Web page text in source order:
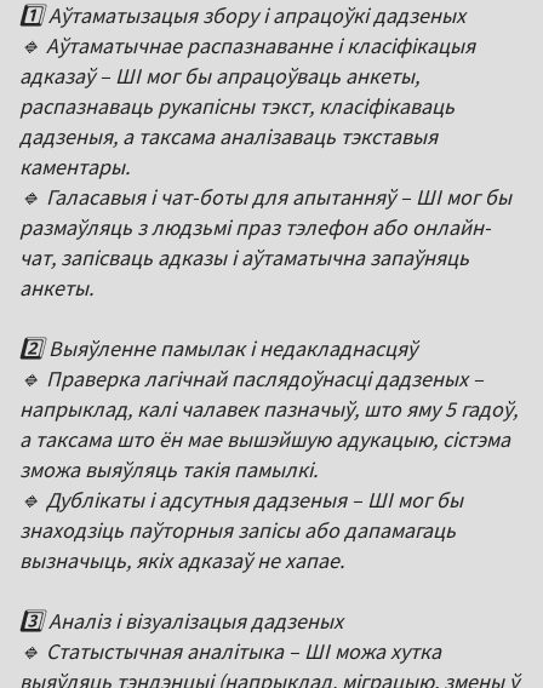
1️⃣ Аўтаматызацыя збору і апрацоўкі дадзеных
🔹 Аўтаматычнае распазнаванне і класіфікацыя
адказаў – ШІ мог бы апрацоўваць анкеты,
распазнаваць рукапісны тэкст, класіфікаваць
дадзеныя, а таксама аналізаваць тэкставыя
каментары.
🔹 Галасавыя і чат-боты для апытанняў – ШІ мог бы
размаўляць з людзьмі праз тэлефон або онлайн-
чат, запісваць адказы і аўтаматычна запаўняць
анкеты.
2️⃣ Выяўленне памылак і недакладнасцяў
🔹 Праверка лагічнай паслядоўнасці дадзеных –
напрыклад, калі чалавек пазначыў, што яму 5 гадоў,
а таксама што ён мае вышэйшую адукацыю, сістэма
зможа выяўляць такія памылкі.
🔹 Дублікаты і адсутныя дадзеныя – ШІ мог бы
знаходзіць паўторныя запісы або дапамагаць
вызначыць, якіх адказаў не хапае.
3️⃣ Аналіз і візуалізацыя дадзеных
🔹 Статыстычная аналітыка – ШІ можа хутка
выяўляць тэндэнцыі (напрыклад, міграцыю, змены ў